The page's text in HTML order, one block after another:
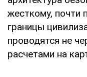
жесткому, почти
границы
проводятся не
расчетами на